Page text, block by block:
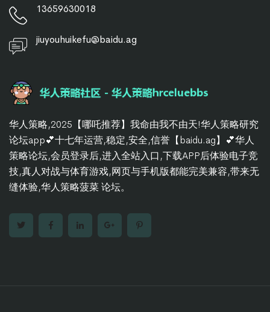
13659630018
jiuyouhuikefu@baidu.ag
华人策略,2025【哪吒推荐】我命由我不由天!华人策略研究
论坛app💕十七年运营,稳定,安全,信誉【baidu.ag】💕华人
策略论坛,会员登录后,进入全站入口,下载APP后体验电子竞
技,真人对战与体育游戏,网页与手机版都能完美兼容,带来无
缝体验,华人策略菠菜 论坛。